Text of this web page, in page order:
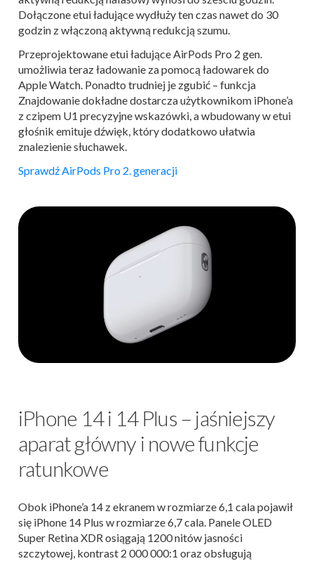
Dołączone etui ładujące wydłuży ten czas nawet do 30
godzin z włączoną aktywną redukcją szumu.
Przeprojektowane etui ładujące AirPods Pro 2 gen.
umożliwia teraz ładowanie za pomocą ładowarek do
Apple Watch. Ponadto trudniej je zgubić – funkcja
Znajdowanie dokładne dostarcza użytkownikom iPhone’a
z czipem U1 precyzyjne wskazówki, a wbudowany w etui
głośnik emituje dźwięk, który dodatkowo ułatwia
znalezienie słuchawek.
Sprawdź AirPods Pro 2. generacji
iPhone 14 i 14 Plus – jaśniejszy
aparat główny i nowe funkcje
ratunkowe
Obok iPhone’a 14 z ekranem w rozmiarze 6,1 cala pojawił
się iPhone 14 Plus w rozmiarze 6,7 cala. Panele OLED
Super Retina XDR osiągają 1200 nitów jasności
szczytowej, kontrast 2 000 000:1 oraz obsługują